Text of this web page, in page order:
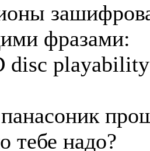
фразами:
disc
тебе надо?